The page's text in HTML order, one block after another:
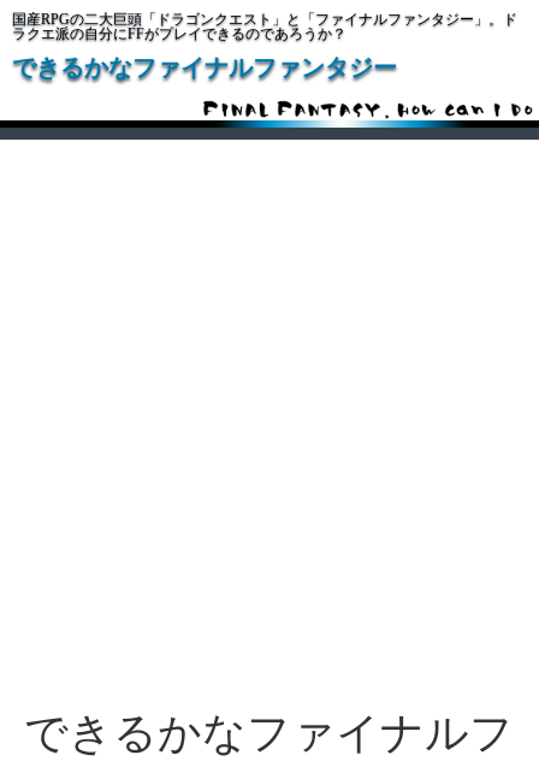
国産RPGの二大巨頭「ドラゴンクエスト」と「ファイナルファンタジー」。ド
ラクエ派の自分にFFがプレイできるのであろうか？
できるかなファイナルファンタジー
できるかなファイナルフ